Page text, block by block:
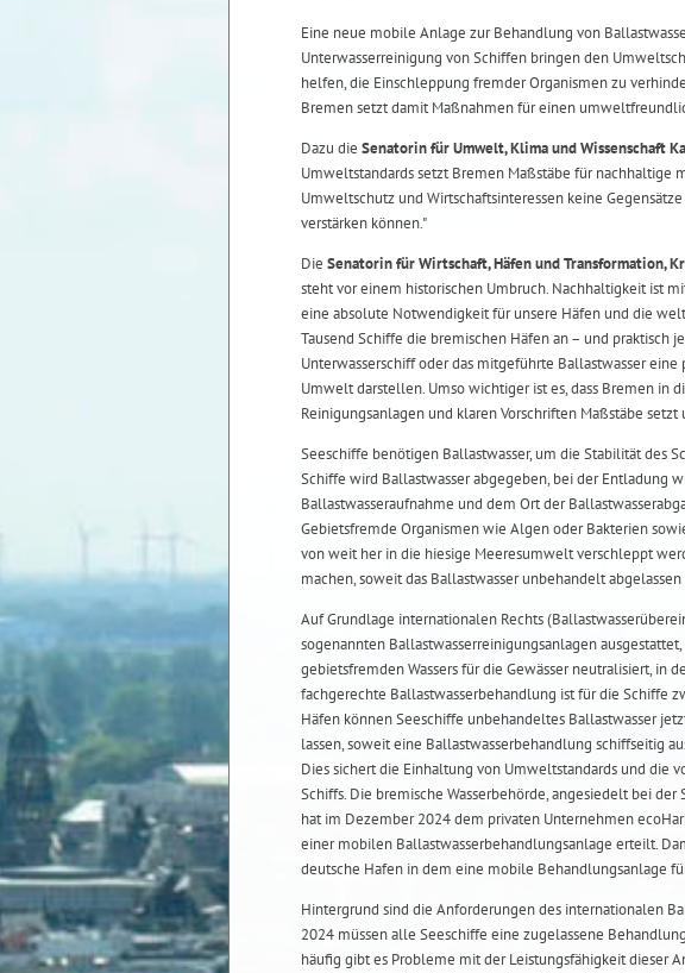
Eine neue mobile Anlage zur Behandlung von
Unterwasserreinigung von Schiffen bringen den
helfen, die Einschleppung fremder Organismen zu
Bremen setzt damit Maßnahmen für einen
Dazu die Senatorin für Umwelt, Klima und Wissenschaft
Umweltstandards setzt Bremen Maßstäbe für nachhaltige
Umweltschutz und Wirtschaftsinteressen keine
verstärken können."
Die Senatorin für Wirtschaft, Häfen und Transformation,
steht vor einem historischen Umbruch. Nachhaltigkeit ist
eine absolute Notwendigkeit für unsere Häfen und die
Tausend Schiffe die bremischen Häfen an – und praktisch
Unterwasserschiff oder das mitgeführte Ballastwasser
Umwelt darstellen. Umso wichtiger ist es, dass Bremen in
Reinigungsanlagen und klaren Vorschriften Maßstäbe
Seeschiffe benötigen Ballastwasser, um die Stabilität des
Schiffe wird Ballastwasser abgegeben, bei der Entladung
Ballastwasseraufnahme und dem Ort der
Gebietsfremde Organismen wie Algen oder Bakterien
von weit her in die hiesige Meeresumwelt verschleppt
machen, soweit das Ballastwasser unbehandelt
Auf Grundlage internationalen Rechts
sogenannten Ballastwasserreinigungsanlagen
gebietsfremden Wassers für die Gewässer neutralisiert, in
fachgerechte Ballastwasserbehandlung ist für die Schiffe
Häfen können Seeschiffe unbehandeltes Ballastwasser
lassen, soweit eine Ballastwasserbehandlung schiffseitig
Dies sichert die Einhaltung von Umweltstandards und die
Schiffs. Die bremische Wasserbehörde, angesiedelt bei
hat im Dezember 2024 dem privaten Unternehmen
einer mobilen Ballastwasserbehandlungsanlage erteilt.
deutsche Hafen in dem eine mobile Behandlungsanlage
Hintergrund sind die Anforderungen des internationalen
2024 müssen alle Seeschiffe eine zugelassene
häufig gibt es Probleme mit der Leistungsfähigkeit dieser